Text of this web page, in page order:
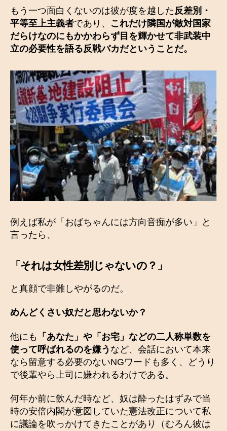
もう一つ面白くないのは彼が度を越した 反差別・
平等至上主義者であり、 これだけ隣国が敵対国家
だらけなのにもかかわらず目を輝かせて非武装中
立の必要性を語る反戦バカだということだ。
例えば私が「おばちゃんには方向音痴が多い」と
言ったら、
「それは女性差別じゃないの？」
と真顔で非難しやがるのだ。
めんどくさい奴だと思わないか？
他にも 「あなた」や「お宅」などの二人称単数を
使って呼ばれるのを嫌う など、会話において本来
なら留意する必要のないNGワードも多く、どうり
で後輩やら上司に嫌われるわけである。
何年か前に飲んだ時など、奴は酔ったはずみで当
時の安倍内閣が意図していた憲法改正について私
に議論を吹っかけてきたことがあり（むろん彼は